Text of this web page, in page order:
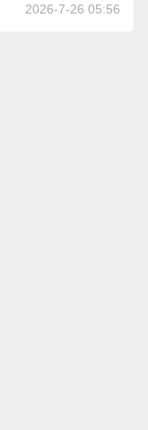
2026-7-26 05:56